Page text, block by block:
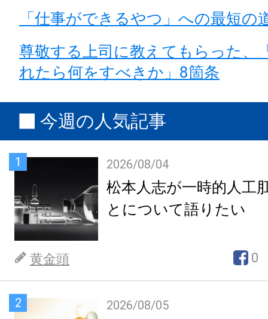
「仕事ができるやつ」への最短の
尊敬する上司に教えてもらった、
れたら何をすべきか」8箇条
今週の人気記事
1 2026/08/04
松本人志が一時的人工
とについて語りたい
黄金頭 0
2 2026/08/05